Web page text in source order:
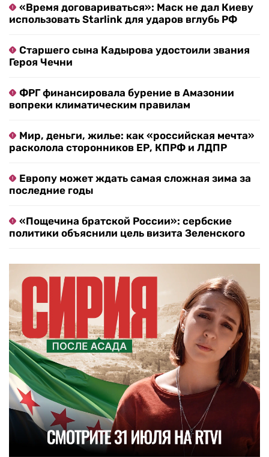
«Время договариваться»: Маск не дал Киеву
использовать Starlink для ударов вглубь РФ
Старшего сына Кадырова удостоили звания
Героя Чечни
ФРГ финансировала бурение в Амазонии
вопреки климатическим правилам
Мир, деньги, жилье: как «российская мечта»
расколола сторонников ЕР, КПРФ и ЛДПР
Европу может ждать самая сложная зима за
последние годы
«Пощечина братской России»: сербские
политики объяснили цель визита Зеленского